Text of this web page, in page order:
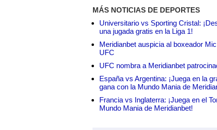
MÁS NOTICIAS DE DEPORTES
Universitario vs Sporting Cristal:
una jugada gratis en la Liga 1!
Meridianbet auspicia al boxeador
UFC
UFC nombra a Meridianbet
España vs Argentina: ¡Juega en la
gana con la Mundo Mania de
Francia vs Inglaterra: ¡Juega en el
Mundo Mania de Meridianbet!